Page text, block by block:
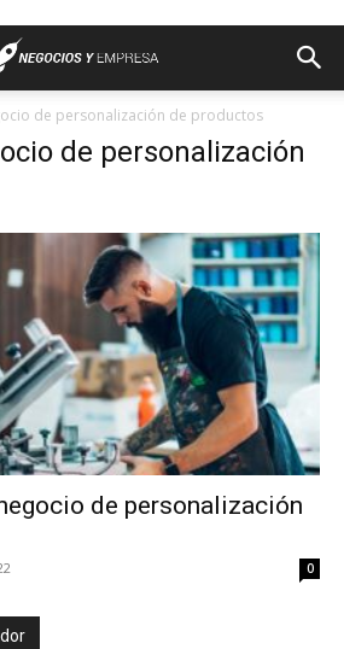
de personalización de productos
de personalización
de personalización
0